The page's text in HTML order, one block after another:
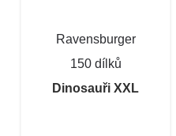
Ravensburger
150 dílků
Dinosauři XXL